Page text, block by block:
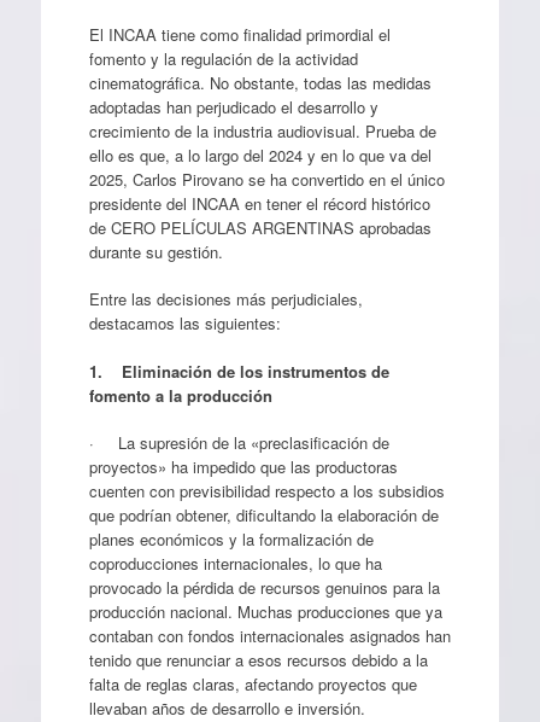
El INCAA tiene como finalidad primordial el
fomento y la regulación de la actividad
cinematográfica. No obstante, todas las medidas
adoptadas han perjudicado el desarrollo y
crecimiento de la industria audiovisual. Prueba de
ello es que, a lo largo del 2024 y en lo que va del
2025, Carlos Pirovano se ha convertido en el único
presidente del INCAA en tener el récord histórico
de CERO PELÍCULAS ARGENTINAS aprobadas
durante su gestión.
Entre las decisiones más perjudiciales,
destacamos las siguientes:
1. Eliminación de los instrumentos de
fomento a la producción
· La supresión de la «preclasificación de
proyectos» ha impedido que las productoras
cuenten con previsibilidad respecto a los subsidios
que podrían obtener, dificultando la elaboración de
planes económicos y la formalización de
coproducciones internacionales, lo que ha
provocado la pérdida de recursos genuinos para la
producción nacional. Muchas producciones que ya
contaban con fondos internacionales asignados han
tenido que renunciar a esos recursos debido a la
falta de reglas claras, afectando proyectos que
llevaban años de desarrollo e inversión.